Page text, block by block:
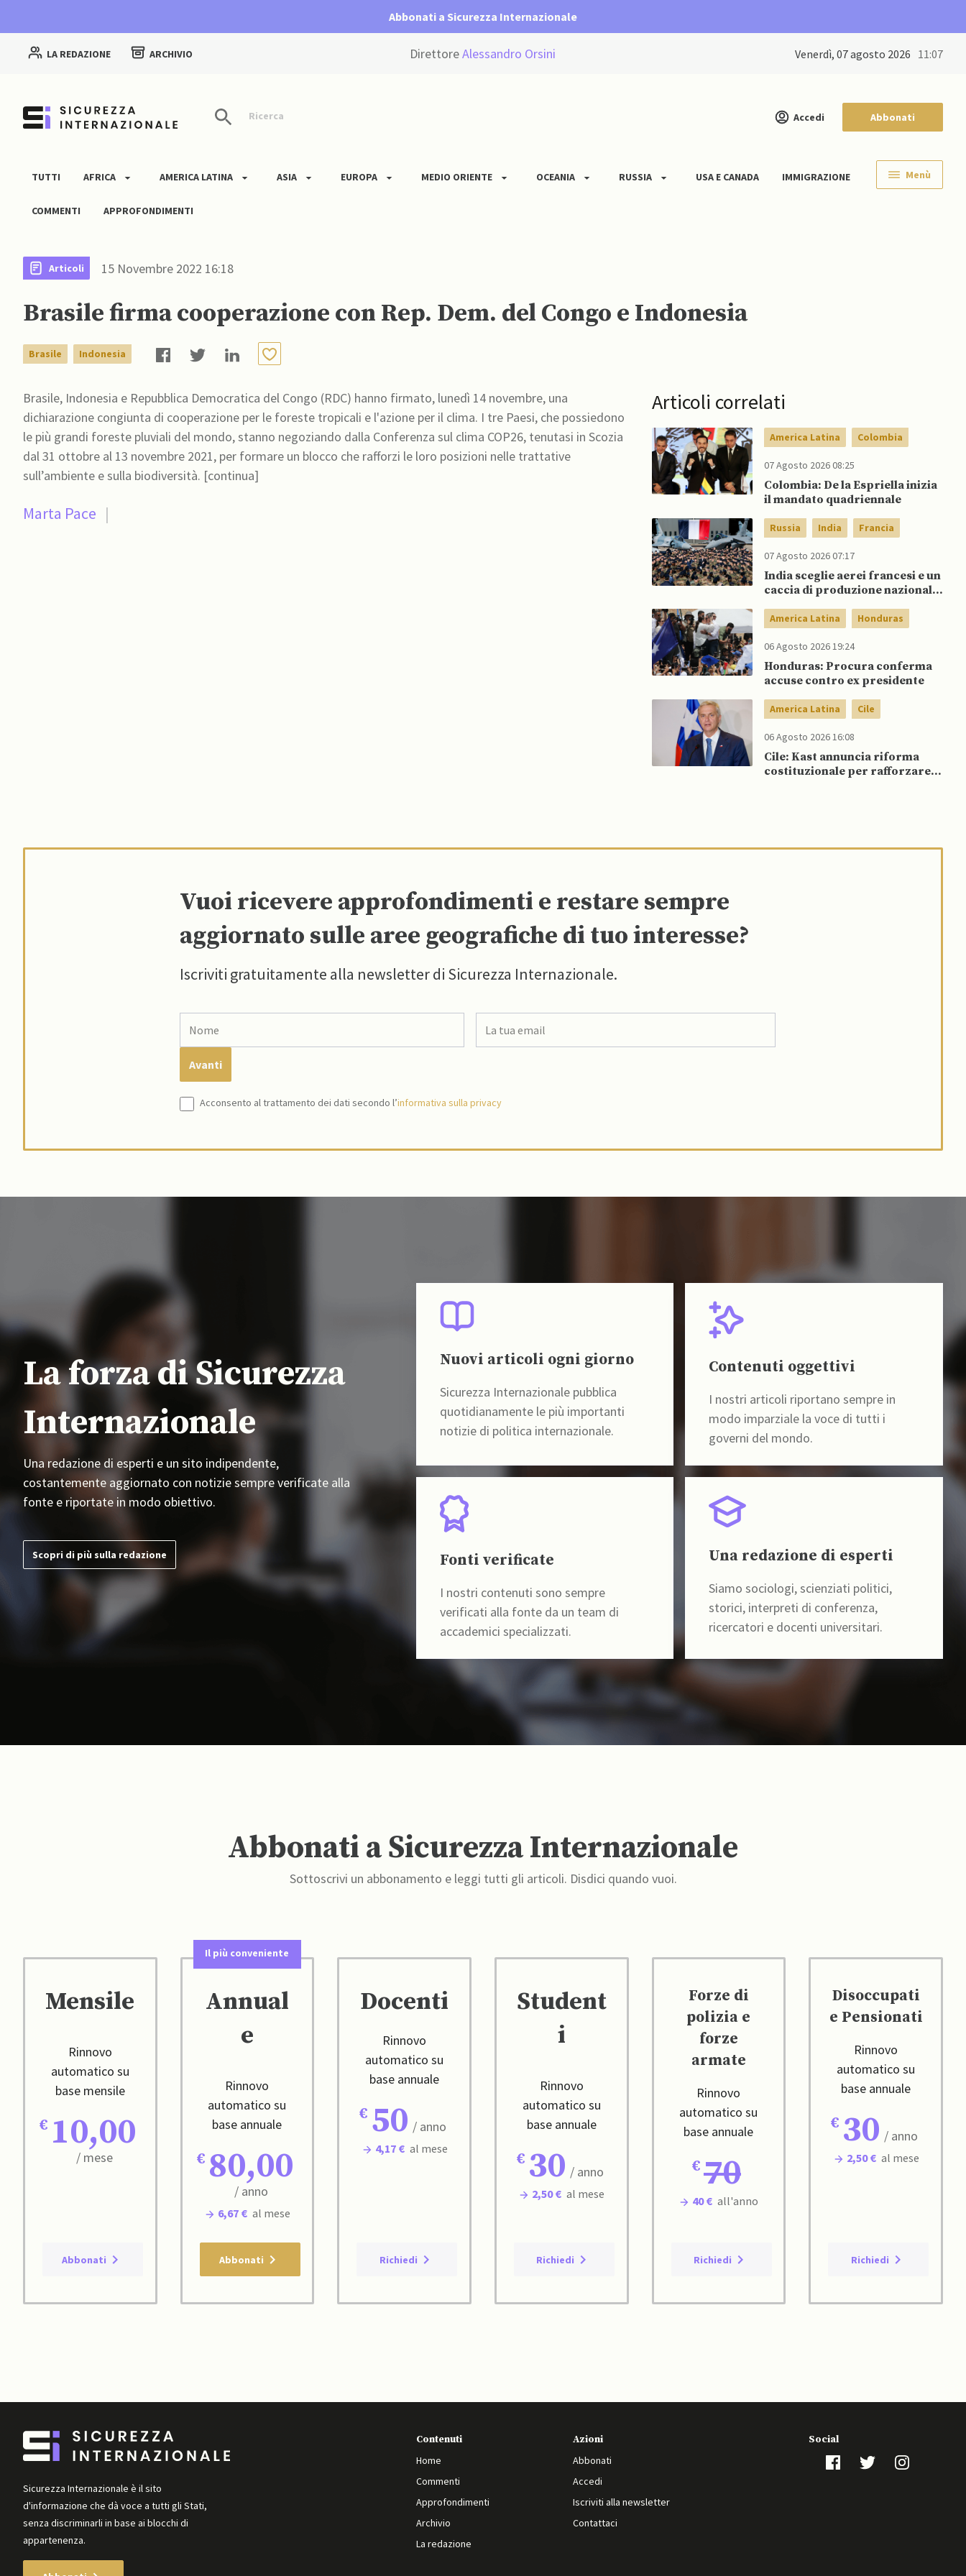
Abbonati a Sicurezza Internazionale
LA REDAZIONE ARCHIVIO DirettoreAlessandro Orsini venerdì, 07 agosto 2026 11:07
Ricerca Accedi Abbonati
TUTTI AFRICA AMERICA LATINA ASIA EUROPA MEDIO ORIENTE OCEANIA RUSSIA USA E CANADA IMMIGRAZIONE
COMMENTI APPROFONDIMENTI
Menù
Articoli 15 Novembre 2022 16:18
Brasile firma cooperazione con Rep. Dem. del Congo e Indonesia
Brasile Indonesia
Brasile, Indonesia e Repubblica Democratica del Congo (RDC) hanno firmato, lunedì 14 novembre, una
dichiarazione congiunta di cooperazione per le foreste tropicali e l'azione per il clima. I tre Paesi, che possiedono
le più grandi foreste pluviali del mondo, stanno negoziando dalla Conferenza sul clima COP26, tenutasi in Scozia
dal 31 ottobre al 13 novembre 2021, per formare un blocco che rafforzi le loro posizioni nelle trattative
sull’ambiente e sulla biodiversità. [continua]
Marta Pace |
Articoli correlati
America Latina Colombia
07 Agosto 2026 08:25
Colombia: De la Espriella inizia
il mandato quadriennale
Russia India Francia
07 Agosto 2026 07:17
India sceglie aerei francesi e un
caccia di produzione nazionale,
parte di Putin
America Latina Honduras
06 Agosto 2026 19:24
Honduras: Procura conferma
accuse contro ex presidente
America Latina Cile
06 Agosto 2026 16:08
Cile: Kast annuncia riforma
costituzionale per rafforzare la
Vuoi ricevere approfondimenti e restare sempre
aggiornato sulle aree geografiche di tuo interesse?
Iscriviti gratuitamente alla newsletter di Sicurezza Internazionale.
Acconsento al trattamento dei dati secondo l’informativa sulla privacy
La forza di Sicurezza
Internazionale
Una redazione di esperti e un sito indipendente,
costantemente aggiornato con notizie sempre verificate alla
fonte e riportate in modo obiettivo.
Scopri di più sulla redazione
Nuovi articoli ogni giorno
Sicurezza Internazionale pubblica
quotidianamente le più importanti
notizie di politica internazionale.
Contenuti oggettivi
I nostri articoli riportano sempre in
modo imparziale la voce di tutti i
governi del mondo.
Fonti verificate
I nostri contenuti sono sempre
verificati alla fonte da un team di
accademici specializzati.
Una redazione di esperti
Siamo sociologi, scienziati politici,
storici, interpreti di conferenza,
ricercatori e docenti universitari.
Abbonati a Sicurezza Internazionale
Sottoscrivi un abbonamento e leggi tutti gli articoli. Disdici quando vuoi.
Mensile
Rinnovo
automatico su
base mensile
10,00
/ mese
Abbonati
Il più conveniente
Annual
e
Rinnovo
automatico su
base annuale
80,00
/ anno
6,67 € al mese
Abbonati
Docenti
Rinnovo
automatico su
base annuale
50 / anno
4,17 € al mese
Richiedi
Student
i
Rinnovo
automatico su
base annuale
30 / anno
2,50 € al mese
Richiedi
Forze di
polizia e
forze
armate
Rinnovo
automatico su
base annuale
70
40 € all'anno
Richiedi
Disoccupati
e Pensionati
Rinnovo
automatico su
base annuale
30 / anno
2,50 € al mese
Richiedi
Sicurezza Internazionale è il sito
d'informazione che dà voce a tutti gli Stati,
senza discriminarli in base ai blocchi di
appartenenza.
Contenuti
Home
Commenti
Approfondimenti
Archivio
La redazione
Azioni
Abbonati
Accedi
Iscriviti alla newsletter
Contattaci
Social